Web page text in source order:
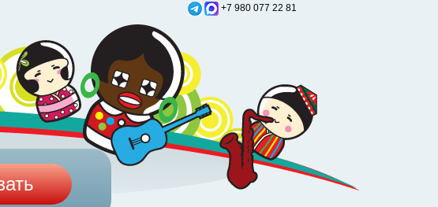
+7 980 077 22 81